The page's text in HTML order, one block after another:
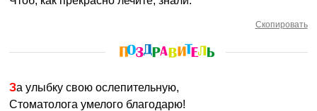
Скопировать
За улыбку свою ослепительную,
Стоматолога умелого благодарю!